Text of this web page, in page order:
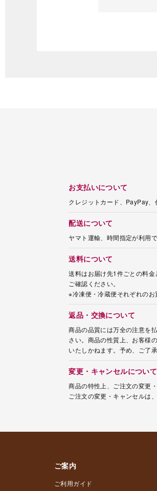
お支払いについて
クレジットカード、PayPay、
配送について
ヤマト運輸、時間指定が利用で
送料について
送料はお届け先1件ごとの料
ご確認ください。
※冷凍便・冷蔵便それぞれの
返品・交換について
商品の品質には万全の注意を
さい。商品の性質上、お客様
いたしかねます。予め、ご了承
変更・キャンセルについて
商品の特性上、ご注文の変更
ご注文の変更・キャンセルは、
ご案内
ご利用ガイド